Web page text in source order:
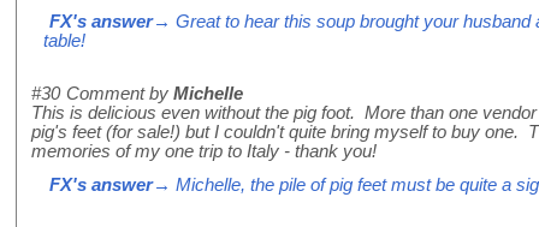
FX's answer→ Great to hear this soup brought your husband
table!
#30 Comment by Michelle
This is delicious even without the pig foot. More than one
pig's feet (for sale!) but I couldn't quite bring myself to buy one.
memories of my one trip to Italy - thank you!
FX's answer→ Michelle, the pile of pig feet must be quite a